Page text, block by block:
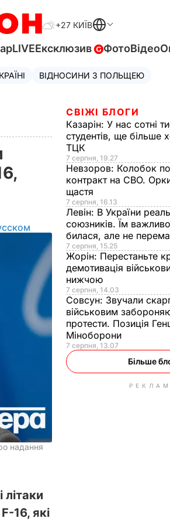
+27 КИЇВ
LIVEЕксклюзив ФотоВідео
ВІДНОСИНИ З ПОЛЬЩЕЮ
надання
16, які
СВІЖІ БЛОГИ
Казарін: У нас сотні
студентів, ще більше
ТЦК
7 серпня, 19.27
Невзоров: Колобок
контракт на СВО.
щастя
7 серпня, 16.13
Левін: В України
союзників. Їм
билася, але не
7 серпня, 15.25
Жорін: Перестаньте
демотивація
нижчою
7 серпня, 14.03
Совсун: Звучали
військовим
протести. Позиція
Міноборони
7 серпня, 13.07
Більше